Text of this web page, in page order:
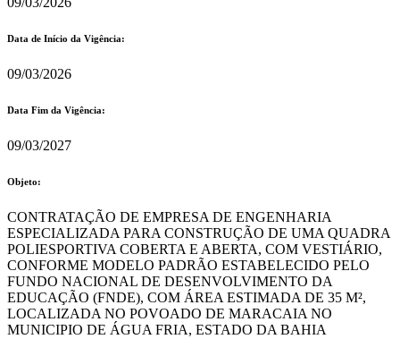
Data de Início da Vigência:
09/03/2026
Data Fim da Vigência:
09/03/2027
Objeto:
CONTRATAÇÃO DE EMPRESA DE ENGENHARIA
ESPECIALIZADA PARA CONSTRUÇÃO DE UMA QUADRA
POLIESPORTIVA COBERTA E ABERTA, COM VESTIÁRIO,
CONFORME MODELO PADRÃO ESTABELECIDO PELO
FUNDO NACIONAL DE DESENVOLVIMENTO DA
EDUCAÇÃO (FNDE), COM ÁREA ESTIMADA DE 35 M²,
LOCALIZADA NO POVOADO DE MARACAIA NO
MUNICIPIO DE ÁGUA FRIA, ESTADO DA BAHIA